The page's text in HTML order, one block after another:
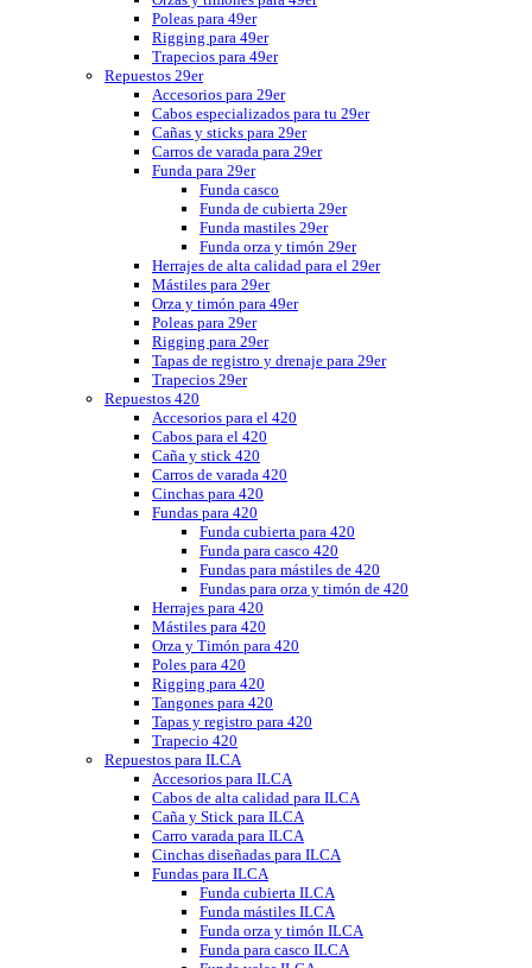
Poleas para 49er
Rigging para 49er
Trapecios para 49er
Repuestos 29er
Accesorios para 29er
Cabos especializados para tu 29er
Cañas y sticks para 29er
Carros de varada para 29er
Funda para 29er
Funda casco
Funda de cubierta 29er
Funda mastiles 29er
Funda orza y timón 29er
Herrajes de alta calidad para el 29er
Mástiles para 29er
Orza y timón para 49er
Poleas para 29er
Rigging para 29er
Tapas de registro y drenaje para 29er
Trapecios 29er
Repuestos 420
Accesorios para el 420
Cabos para el 420
Caña y stick 420
Carros de varada 420
Cinchas para 420
Fundas para 420
Funda cubierta para 420
Funda para casco 420
Fundas para mástiles de 420
Fundas para orza y timón de 420
Herrajes para 420
Mástiles para 420
Orza y Timón para 420
Poles para 420
Rigging para 420
Tangones para 420
Tapas y registro para 420
Trapecio 420
Repuestos para ILCA
Accesorios para ILCA
Cabos de alta calidad para ILCA
Caña y Stick para ILCA
Carro varada para ILCA
Cinchas diseñadas para ILCA
Fundas para ILCA
Funda cubierta ILCA
Funda mástiles ILCA
Funda orza y timón ILCA
Funda para casco ILCA